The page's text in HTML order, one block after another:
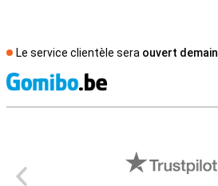
Le service clientèle sera ouvert demain